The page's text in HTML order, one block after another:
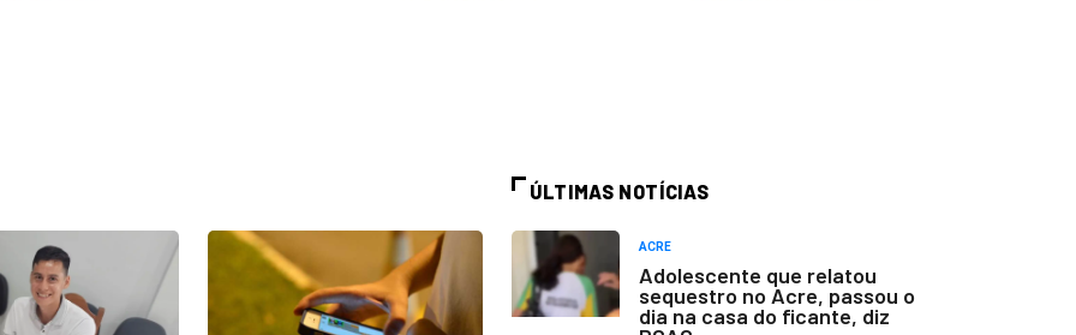
ÚLTIMAS NOTÍCIAS
ACRE
Adolescente que relatou
sequestro no Acre, passou o
dia na casa do ficante, diz